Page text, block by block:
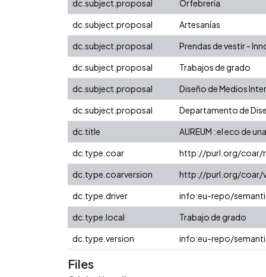
dc.subject.proposal
Orfebrería
dc.subject.proposal
Artesanías
dc.subject.proposal
Prendas de vestir -
dc.subject.proposal
Trabajos de grado
dc.subject.proposal
Diseño de Medios
dc.subject.proposal
Departamento de
dc.title
AUREUM : el eco de
dc.type.coar
http://purl.org/coar/
dc.type.coarversion
http://purl.org/coar/
dc.type.driver
info:eu-repo/
dc.type.local
Trabajo de grado
dc.type.version
info:eu-repo/
Files